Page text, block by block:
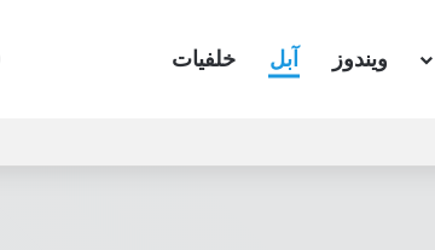
ويندوز آبل خلفيات